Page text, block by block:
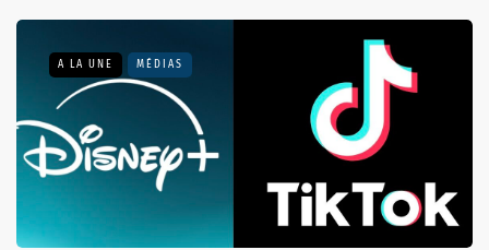
A LA UNE MÉDIAS